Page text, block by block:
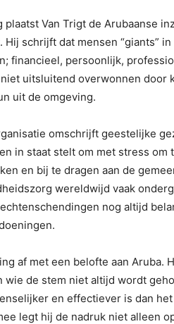
Van Trigt de Arubaanse
schrijft dat mensen “giants”
financieel, persoonlijk,
uitsluitend overwonnen door
uit de omgeving.
omschrijft geestelijke
in staat stelt om met stress om
en bij te dragen aan de
wereldwijd vaak
nog altijd
af met een belofte aan Aruba.
wie de stem niet altijd wordt
en effectiever is dan
legt hij de nadruk niet alleen